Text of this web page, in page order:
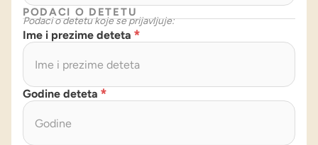
PODACI O DETETU
Podaci o detetu koje se prijavljuje:
Ime i prezime deteta *
Godine deteta *